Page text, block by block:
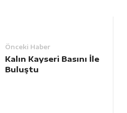
Önceki Haber
Kalın Kayseri Basını İle
Buluştu